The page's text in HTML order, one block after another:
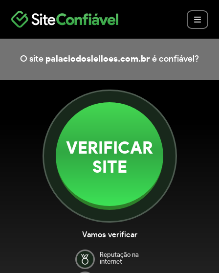
O site palaciodosleiloes.com.br é confiável?
VERIFICAR
SITE
Vamos verificar
Reputação na
internet